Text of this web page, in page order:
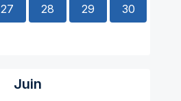
27 28 29 30
Juin